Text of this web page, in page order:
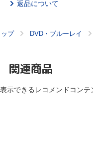
返品について
プ DVD・ブルーレイ
関連商品
表示できるレコメンドコンテ